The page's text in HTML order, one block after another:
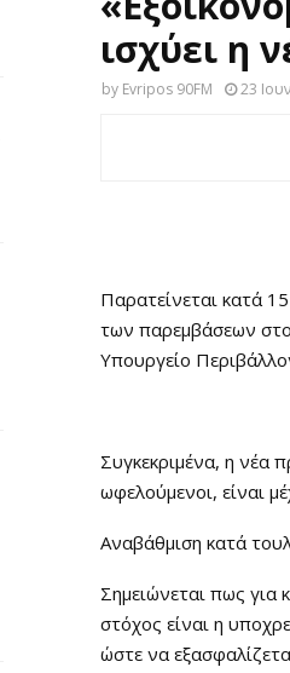
ισχύει η
by Evripos 90FM 23
Παρατείνεται κατά
των παρεμβάσεων
Υπουργείο
Συγκεκριμένα, η νέα
ωφελούμενοι, είναι
Αναβάθμιση κατά
Σημειώνεται πως για
στόχος είναι η
ώστε να